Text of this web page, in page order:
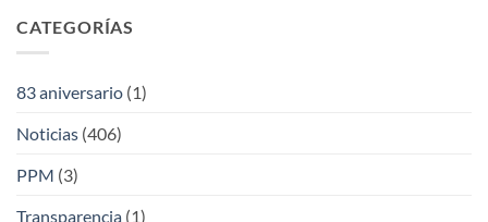
CATEGORÍAS
83 aniversario (1)
Noticias (406)
PPM (3)
Transparencia (1)